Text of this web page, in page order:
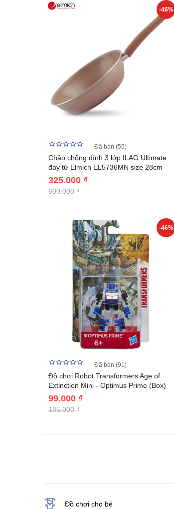
-46%
Đã bán (55)
Chảo chống dính 3 lớp ILAG Ultimate
đáy từ Elmich EL5736MN size 28cm
325.000 ₫
600.000 ₫
-46%
Đã bán (91)
Đồ chơi Robot Transformers Age of
Extinction Mini - Optimus Prime (Box)
99.000 ₫
185.000 ₫
Đồ chơi cho bé